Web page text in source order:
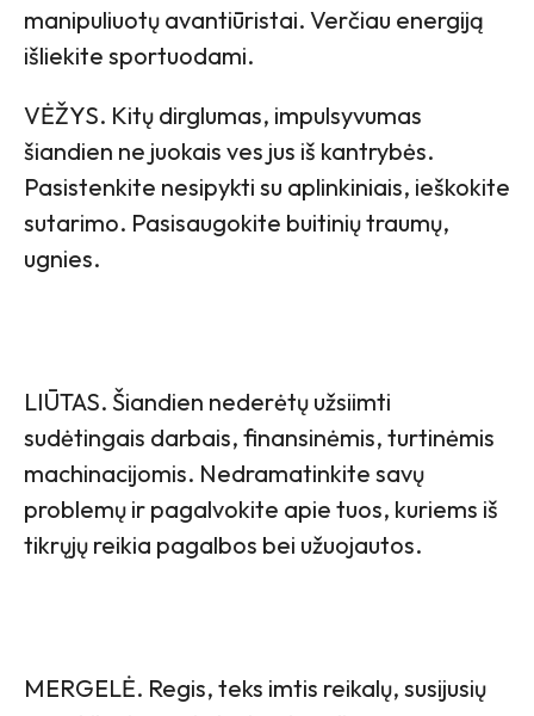
manipuliuotų avantiūristai. Verčiau energiją
išliekite sportuodami.
VĖŽYS. Kitų dirglumas, impulsyvumas
šiandien ne juokais ves jus iš kantrybės.
Pasistenkite nesipykti su aplinkiniais, ieškokite
sutarimo. Pasisaugokite buitinių traumų,
ugnies.
LIŪTAS. Šiandien nederėtų užsiimti
sudėtingais darbais, finansinėmis, turtinėmis
machinacijomis. Nedramatinkite savų
problemų ir pagalvokite apie tuos, kuriems iš
tikrųjų reikia pagalbos bei užuojautos.
MERGELĖ. Regis, teks imtis reikalų, susijusių